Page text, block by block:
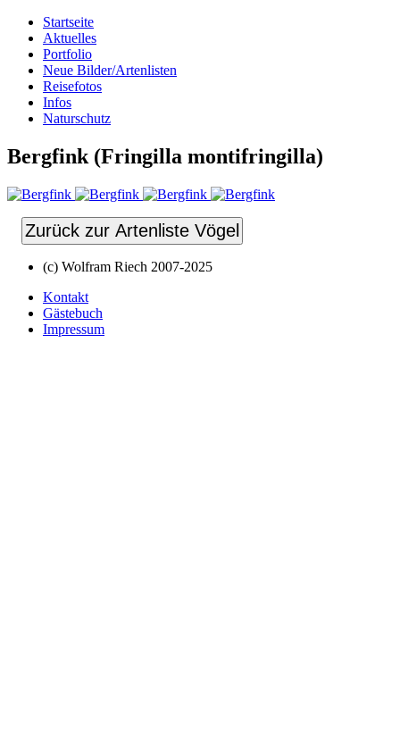
Startseite
Aktuelles
Portfolio
Neue Bilder/Artenlisten
Reisefotos
Infos
Naturschutz
Bergfink (Fringilla montifringilla)
Zurück zur Artenliste Vögel
(c) Wolfram Riech 2007-2025
Kontakt
Gästebuch
Impressum